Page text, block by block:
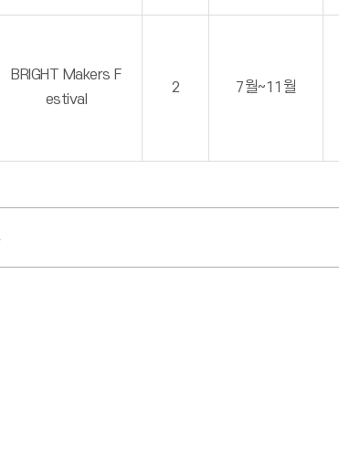
BRIGHT Makers F
estival
2 7월~11월